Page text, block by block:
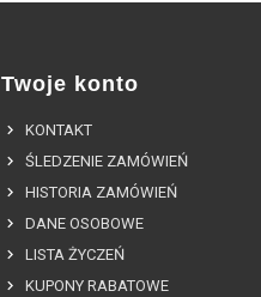
Twoje konto
KONTAKT
ŚLEDZENIE ZAMÓWIEŃ
HISTORIA ZAMÓWIEŃ
DANE OSOBOWE
LISTA ŻYCZEŃ
KUPONY RABATOWE